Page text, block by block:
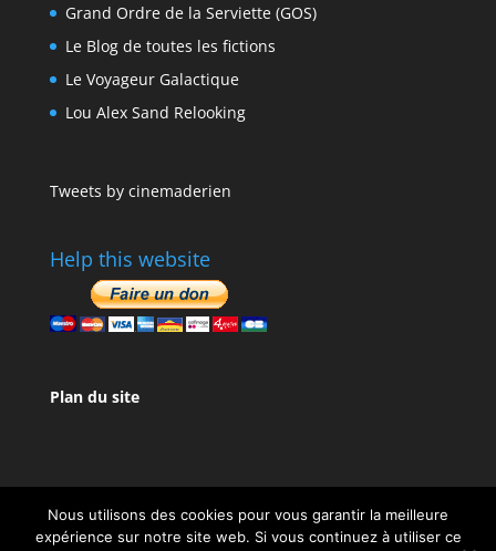
Grand Ordre de la Serviette (GOS)
Le Blog de toutes les fictions
Le Voyageur Galactique
Lou Alex Sand Relooking
Tweets by cinemaderien
Help this website
Plan du site
Nous utilisons des cookies pour vous garantir la meilleure
expérience sur notre site web. Si vous continuez à utiliser ce